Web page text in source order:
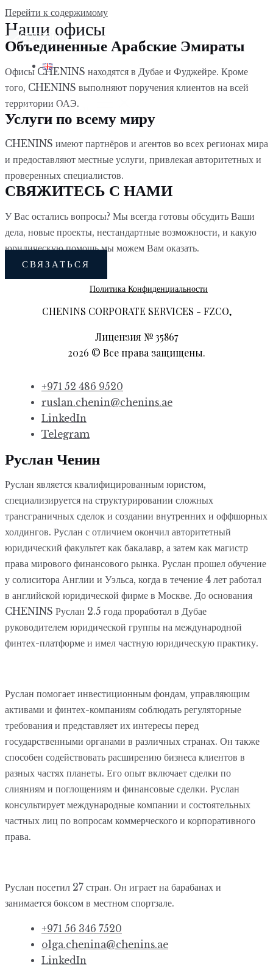
Перейти к содержимому
Main Menu
Наши офисы
Объединенные Арабские Эмираты
Офисы CHENINS находятся в Дубае и Фуджейре. Кроме
того, CHENINS выполняют поручения клиентов на всей
территории ОАЭ.
Услуги по всему миру
CHENINS имеют партнёров и агентов во всех регионах мира
и предоставляют местные услуги, привлекая авторитетных и
проверенных специалистов.
СВЯЖИТЕСЬ С НАМИ
У Вас остались вопросы? Мы всегда готовы обсудить Ваши
дела, новые проекты, нестандартные возможности, и какую
юридическую помощь мы можем Вам оказать.
СВЯЗАТЬСЯ
Политика Конфиденциальности
CHENINS CORPORATE SERVICES - FZCO,
Лицензия № 35867
2026 © Все права защищены.
+971 52 486 9520
ruslan.chenin@chenins.ae
LinkedIn
Telegram
Руслан Ченин
Руслан является квалифицированным юристом,
специализируется на структурировании сложных
трансграничных сделок и создании внутренних и оффшорных
холдингов. Руслан с отличием окончил авторитетный
юридический факультет как бакалавр, а затем как магистр
права мирового финансового рынка. Руслан прошел обучение
у солиситора Англии и Уэльса, когда в течение 4 лет работал
в английской юридической фирме в Москве. До основания
CHENINS Руслан 2.5 года проработал в Дубае
руководителем юридической группы на международной
финтех-платформе и имел частную юридическую практику.
Руслан помогает инвестиционным фондам, управляющим
активами и финтех-компаниям соблюдать регуляторные
требования и представляет их интересы перед
государственными органами в различных странах. Он также
способен содействовать расширению бизнеса клиентов в
разных частях планеты. Его опыт включает сделки по
слияниям и поглощениям и финансовые сделки. Руслан
консультирует международные компании и состоятельных
частных лиц по вопросам коммерческого и корпоративного
права.
Руслан посетил 27 стран. Он играет на барабанах и
занимается боксом в местном спортзале.
+971 56 346 7520
olga.chenina@chenins.ae
LinkedIn